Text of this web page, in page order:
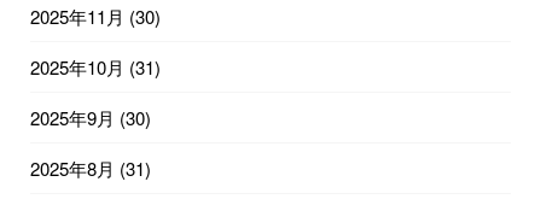
2025年11月 (30)
2025年10月 (31)
2025年9月 (30)
2025年8月 (31)